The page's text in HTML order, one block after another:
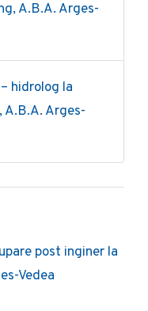
A.B.A. Arges-
hidrolog la
A.B.A. Arges-
post inginer la
Vedea